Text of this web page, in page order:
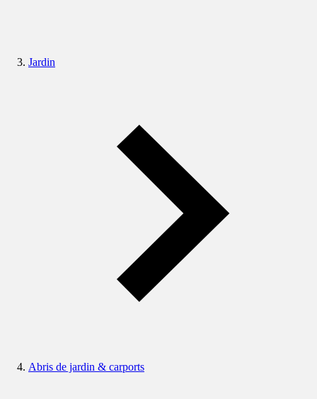
Jardin
Abris de jardin & carports